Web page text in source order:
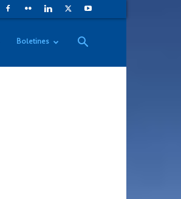
Boletines